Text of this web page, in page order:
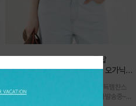
베라노바 어반 우먼 강연 코튼탑
(2color) *한여름 내내 입는 오가닉
워크 (Line Work) & 스케치/감각적
인 아트워크 프린트가 시선을 끄는 루즈
md강력추천 2026 신상품 ★대박 득템찬스
~~ 주.문.대.폭.주 - 전컬러 인기~순차발송중~★